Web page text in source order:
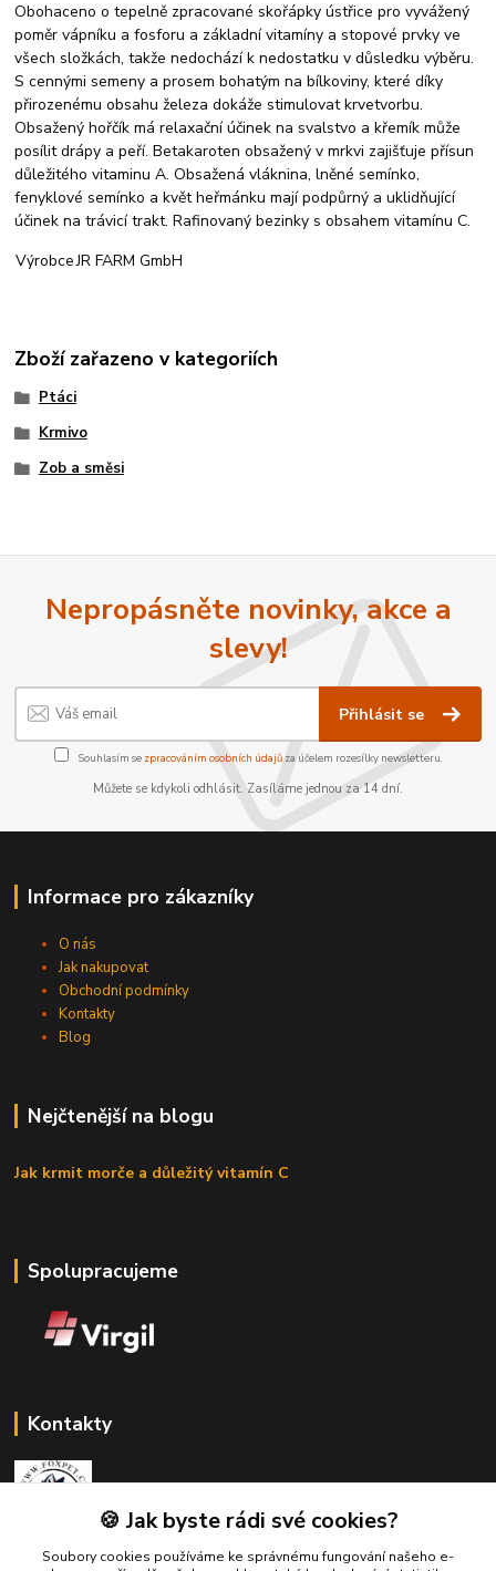
Obohaceno o tepelně zpracované skořápky ústřice pro vyvážený
poměr vápníku a fosforu a základní vitamíny a stopové prvky ve
všech složkách, takže nedochází k nedostatku v důsledku výběru.
S cennými semeny a prosem bohatým na bílkoviny, které díky
přirozenému obsahu železa dokáže stimulovat krvetvorbu.
Obsažený hořčík má relaxační účinek na svalstvo a křemík může
posílit drápy a peří. Betakaroten obsažený v mrkvi zajišťuje přísun
důležitého vitaminu A. Obsažená vláknina, lněné semínko,
fenyklové semínko a květ heřmánku mají podpůrný a uklidňující
účinek na trávicí trakt. Rafinovaný bezinky s obsahem vitamínu C.
VýrobceJR FARM GmbH
Zboží zařazeno v kategoriích
Ptáci
Krmivo
Zob a směsi
Nepropásněte novinky, akce a
slevy!
Přihlásit se
Souhlasím se zpracováním osobních údajůza účelem rozesílky newsletteru.
Můžete se kdykoli odhlásit. Zasíláme jednou za 14 dní.
Informace pro zákazníky
O nás
Jak nakupovat
Obchodní podmínky
Kontakty
Blog
Nejčtenější na blogu
Jak krmit morče a důležitý vitamín C
Spolupracujeme
Kontakty
Zákaznická podpora Fox Pet
🍪 Jak byste rádi své cookies?
Soubory cookies používáme ke správnému fungování našeho e-